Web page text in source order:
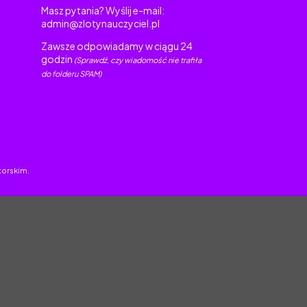
Masz pytania? Wyślij e-mail:
admin@zlotynauczyciel.pl
Zawsze odpowiadamy w ciągu 24
godzin (Sprawdź, czy wiadomość nie trafiła
do folderu SPAM)